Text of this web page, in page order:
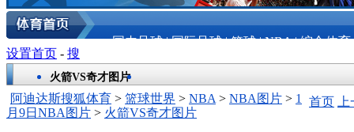
国内足球|国际足球|篮球|NBA|综合体育
火箭VS奇才图片
阿迪达斯搜狐体育 > 篮球世界 > NBA > NBA图片 > 1
月9日NBA图片 > 火箭VS奇才图片
首页
设置首页 - 搜